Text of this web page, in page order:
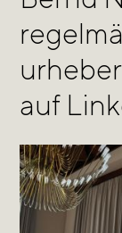
auf